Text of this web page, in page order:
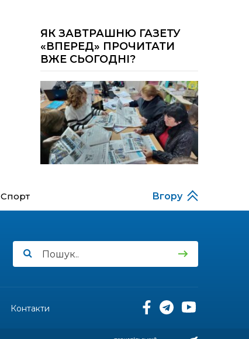
18:24
14 лип
В Україні створять
Координаційну раду з
питань ВПО та
за кордону
18:15
14 лип
Бахмутський код на
Гощанщині: коли традиції
єднають громади
17:25
Маленькі бахмутяни у
10 лип
Морські мушлі в техніці
макраме
17:07
10 лип
Бахмутяни вибороли
настільного тенісу
08 лип
Юна бахмутянка Кіра
Радченко долучилася до
унікального інклюзивного
проєкту «КОЛО
ЯК ЗАВТРАШНЮ ГАЗЕТУ
«ВПЕРЕД» ПРОЧИТАТИ
ВЖЕ СЬОГОДНІ?
Спорт Вгору
Контакти